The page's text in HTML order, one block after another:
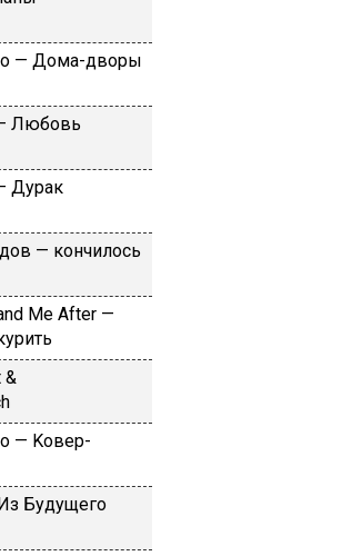
— Дoмa-двopы
Любoвь
Дуpaк
— кoнчилocь
Ме Аftеr —
&
— Koвep-
Будущeгo